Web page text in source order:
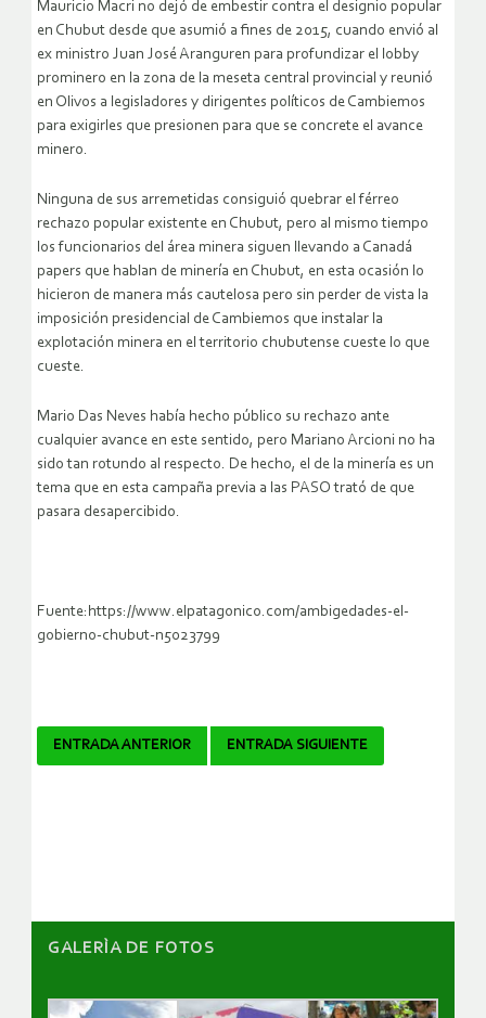
Mauricio Macri no dejó de embestir contra el designio popular
en Chubut desde que asumió a fines de 2015, cuando envió al
ex ministro Juan José Aranguren para profundizar el lobby
prominero en la zona de la meseta central provincial y reunió
en Olivos a legisladores y dirigentes políticos de Cambiemos
para exigirles que presionen para que se concrete el avance
minero.
Ninguna de sus arremetidas consiguió quebrar el férreo
rechazo popular existente en Chubut, pero al mismo tiempo
los funcionarios del área minera siguen llevando a Canadá
papers que hablan de minería en Chubut, en esta ocasión lo
hicieron de manera más cautelosa pero sin perder de vista la
imposición presidencial de Cambiemos que instalar la
explotación minera en el territorio chubutense cueste lo que
cueste.
Mario Das Neves había hecho público su rechazo ante
cualquier avance en este sentido, pero Mariano Arcioni no ha
sido tan rotundo al respecto. De hecho, el de la minería es un
tema que en esta campaña previa a las PASO trató de que
pasara desapercibido.
Fuente:https://www.elpatagonico.com/ambigedades-el-
gobierno-chubut-n5023799
Navegador
ENTRADA ANTERIOR ENTRADA SIGUIENTE
GALERÌA DE FOTOS